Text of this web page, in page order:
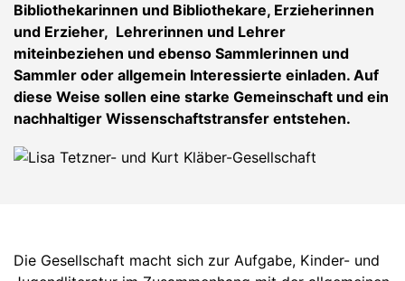
Bibliothekarinnen und Bibliothekare, Erzieherinnen
und Erzieher, Lehrerinnen und Lehrer
miteinbeziehen und ebenso Sammlerinnen und
Sammler oder allgemein Interessierte einladen. Auf
diese Weise sollen eine starke Gemeinschaft und ein
nachhaltiger Wissenschaftstransfer entstehen.
Die Gesellschaft macht sich zur Aufgabe, Kinder- und